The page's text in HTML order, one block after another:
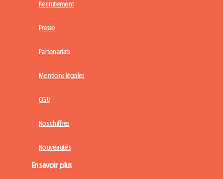
Recrutement
Presse
Partenariats
Mentions légales
CGU
Nos chiffres
Nouveautés
En savoir plus